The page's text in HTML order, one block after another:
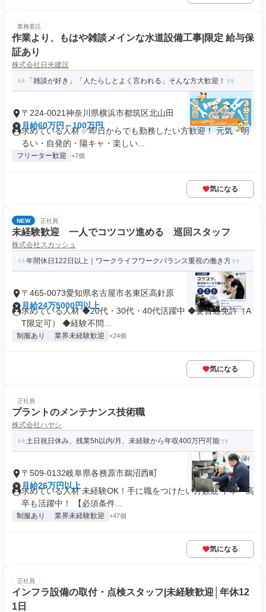
業務委託
作業より、もはや雑談メインな水道設備工事|限定 給与保
証あり
株式会社日光建設
「雑談が好き」「人たらしとよく言われる」そんな方大歓迎！
〒224-0021神奈川県横浜市都筑区北山田
月給60万円～100万円
求めている人材 ✅即日からでも勤務したい方歓迎！ 元気・明
るい・自発的・陽キャ・楽しい...
フリーター歓迎 +7個
気になる
NEW 正社員
未経験歓迎 一人でコツコツ進める 巡回スタッフ
株式会社スカッシュ
年間休日122日以上｜ワークライフワークバランス重視の働き方
〒465-0073愛知県名古屋市名東区高針原
月給24万5000円以上
求めている人材 ◆20代・30代・40代活躍中 ◆要普通免許（A
T限定可） ◆経験不問...
制服あり 業界未経験歓迎 +24個
気になる
正社員
プラントのメンテナンス技術職
株式会社ハヤシ
土日祝日休み、残業5h以内/月、未経験から年収400万円可能
〒509-0132岐阜県各務原市鵜沼西町
月給26万円以上
求めている人材 未経験OK！手に職をつけたい方歓迎 中卒・高
卒も活躍中！ 【必須条件...
制服あり 業界未経験歓迎 +47個
気になる
正社員
インフラ設備の取付・点検スタッフ|未経験歓迎│年休12
1日